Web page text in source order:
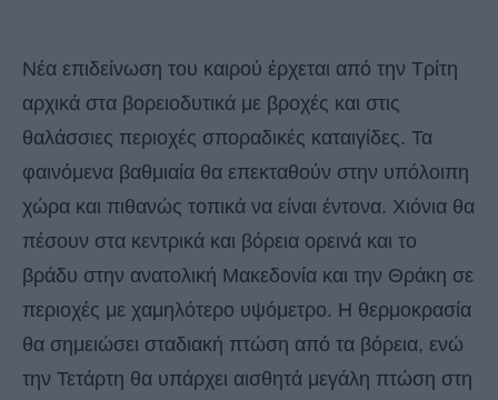
Νέα επιδείνωση του καιρού έρχεται από την Τρίτη
αρχικά στα βορειοδυτικά με βροχές και στις
θαλάσσιες περιοχές σποραδικές καταιγίδες. Τα
φαινόμενα βαθμιαία θα επεκταθούν στην υπόλοιπη
χώρα και πιθανώς τοπικά να είναι έντονα. Χιόνια θα
πέσουν στα κεντρικά και βόρεια ορεινά και το
βράδυ στην ανατολική Μακεδονία και την Θράκη σε
περιοχές με χαμηλότερο υψόμετρο. Η θερμοκρασία
θα σημειώσει σταδιακή πτώση από τα βόρεια, ενώ
την Τετάρτη θα υπάρχει αισθητά μεγάλη πτώση στη